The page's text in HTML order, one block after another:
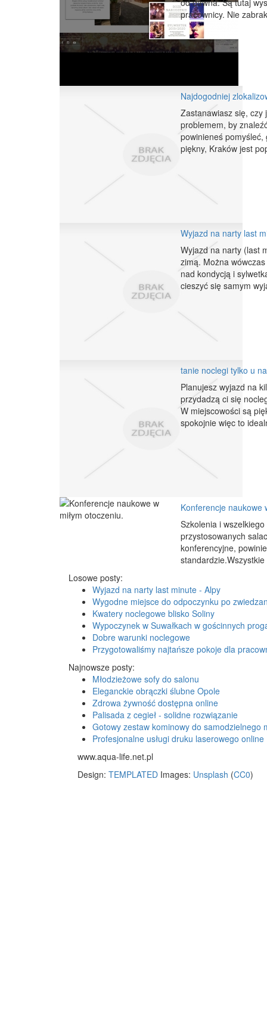
od dawna. Są tutaj
pracownicy. Nie
Najdogodniej
Zastanawiasz się, czy
problemem, by
powinieneś
piękny, Kraków jest
Wyjazd na narty last
Wyjazd na narty (last
zimą. Można
nad kondycją i
cieszyć się samym
tanie noclegi tylko u
Planujesz wyjazd na
przydadzą ci się
W miejscowości są
spokojnie więc to
Konferencje naukowe
Szkolenia i
przystosowanych
konferencyjne,
Losowe posty:
Wyjazd na narty last minute - Alpy
Wygodne miejsce do odpoczynku po
Kwatery noclegowe blisko Soliny
Wypoczynek w Suwałkach w gościnnych
Dobre warunki noclegowe
Przygotowaliśmy najtańsze pokoje dla
Najnowsze posty:
Młodzieżowe sofy do salonu
Eleganckie obrączki ślubne Opole
Zdrowa żywność dostępna online
Palisada z cegieł - solidne rozwiązanie
Gotowy zestaw kominowy do samodzielnego
Profesjonalne usługi druku laserowego online
www.aqua-life.net.pl
Design: TEMPLATED Images: Unsplash (CC0)